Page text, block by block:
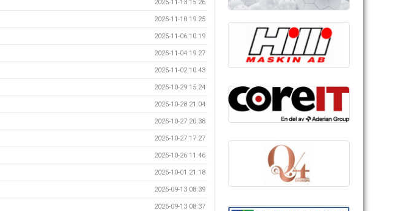
2025-11-13 15:26
2025-11-10 19:25
2025-11-06 10:19
2025-11-04 19:27
2025-11-02 10:43
2025-10-29 15:24
2025-10-28 21:04
2025-10-27 20:38
2025-10-27 17:27
2025-10-26 11:46
2025-10-01 21:18
2025-09-13 08:39
2025-09-13 08:37